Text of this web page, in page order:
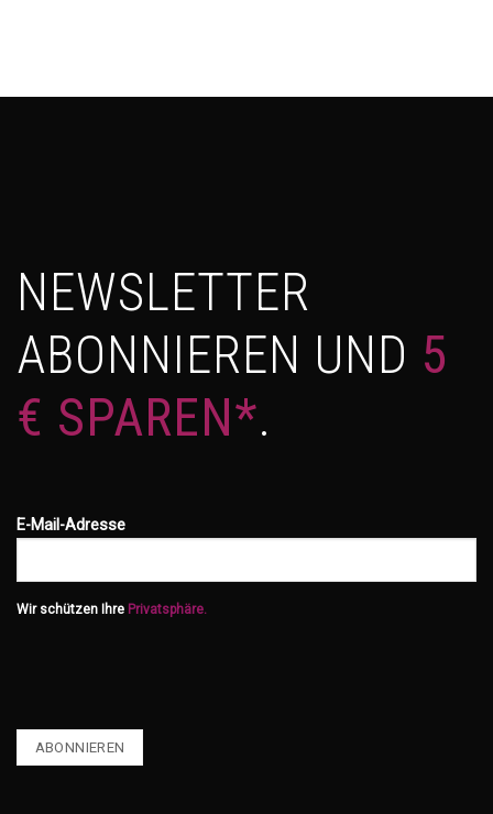
NEWSLETTER
ABONNIEREN UND 5
€ SPAREN*.
E-Mail-Adresse
Wir schützen Ihre Privatsphäre.